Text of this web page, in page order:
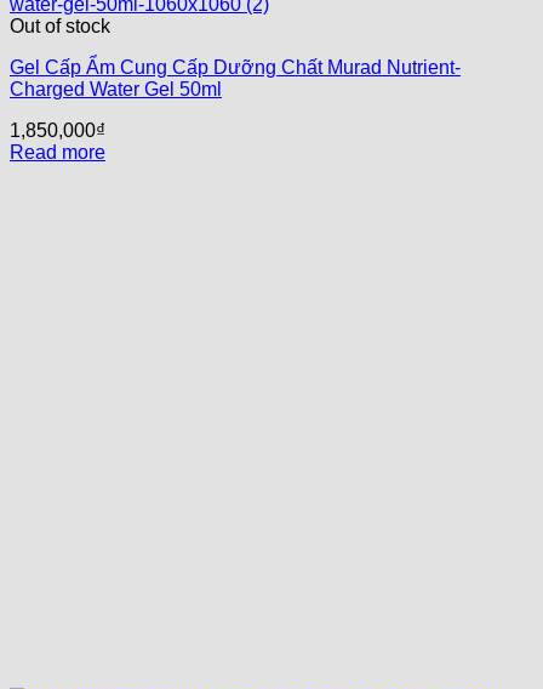
Out of stock
Gel Cấp Ẩm Cung Cấp Dưỡng Chất Murad Nutrient-
Charged Water Gel 50ml
1,850,000₫
Read more